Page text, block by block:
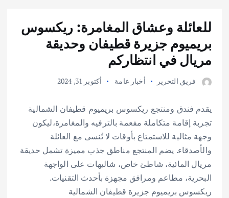
للعائلة وعشاق المغامرة: ريكسوس
بريميوم جزيرة قطيفان وحديقة
مريال في انتظاركم
فريق التحرير أخبار عامة أكتوبر 31, 2024
يقدم فندق ومنتجع ريكسوس بريميوم قطيفان الشمالية
تجربة إقامة متكاملة مفعمة بالترفيه والمغامرة،ليكون
وجهة مثالية للاستمتاع بأوقات لا تُنسى مع العائلة
والأصدقاء. يضم المنتجع مناطق جذب مميزة تشمل حديقة
مريال المائية، شاطئ خاص، شاليهات على الواجهة
البحرية، مطاعم ومرافق مجهزة بأحدث التقنيات.
ريكسوس بريميوم جزيرة قطيفان الشمالية